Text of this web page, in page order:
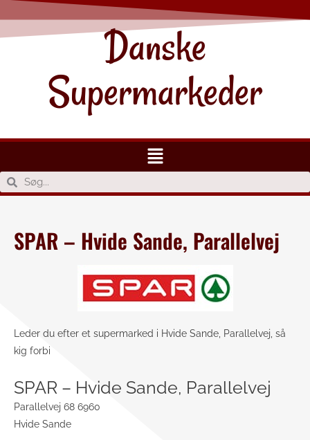
Danske
Supermarkeder
SPAR – Hvide Sande, Parallelvej
Leder du efter et supermarked i Hvide Sande, Parallelvej, så
kig forbi
SPAR – Hvide Sande, Parallelvej
Parallelvej 68 6960
Hvide Sande